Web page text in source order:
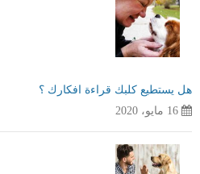
هل يستطيع كلبك قراءة افكارك ؟
16 مايو، 2020